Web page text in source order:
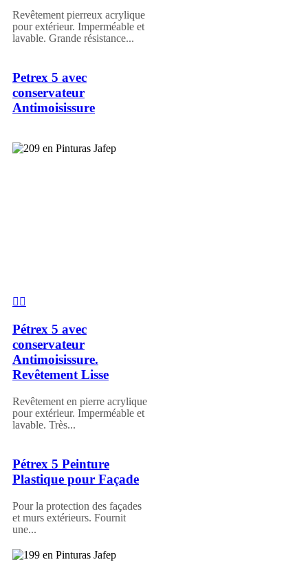
Revêtement pierreux acrylique
pour extérieur. Imperméable et
lavable. Grande résistance...
Petrex 5 avec
conservateur
Antimoisissure
Pétrex 5 avec
conservateur
Antimoisissure.
Revêtement Lisse
Revêtement en pierre acrylique
pour extérieur. Imperméable et
lavable. Très...
Pétrex 5 Peinture
Plastique pour Façade
Pour la protection des façades
et murs extérieurs. Fournit
une...